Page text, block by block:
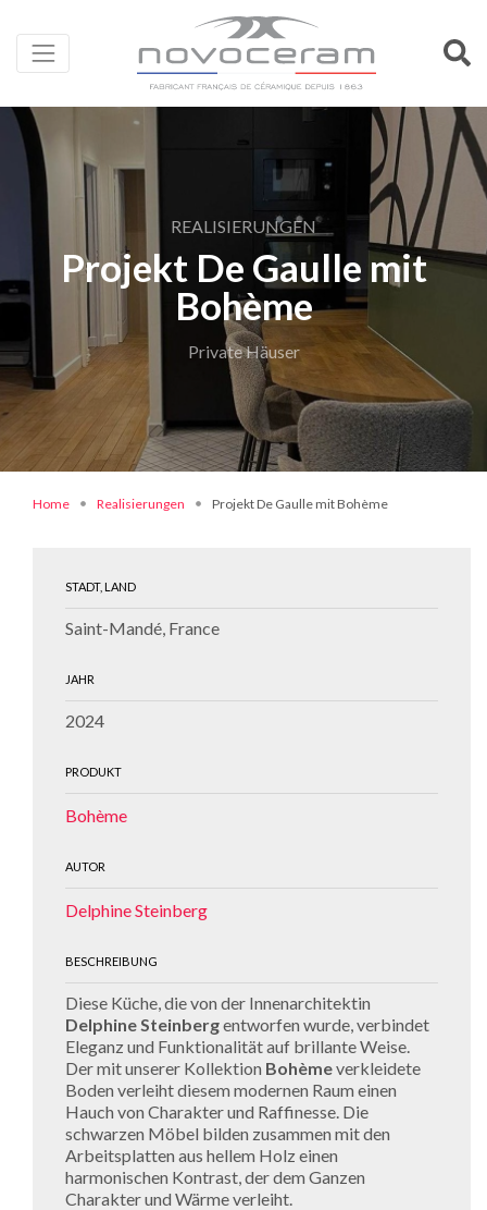
REALISIERUNGEN
Projekt De Gaulle mit
Bohème
Private Häuser
Home Realisierungen Projekt De Gaulle mit Bohème
STADT, LAND
Saint-Mandé, France
JAHR
2024
PRODUKT
Bohème
AUTOR
Delphine Steinberg
BESCHREIBUNG
Diese Küche, die von der Innenarchitektin
Delphine Steinbergentworfen wurde, verbindet
Eleganz und Funktionalität auf brillante Weise.
Der mit unserer Kollektion Bohèmeverkleidete
Boden verleiht diesem modernen Raum einen
Hauch von Charakter und Raffinesse. Die
schwarzen Möbel bilden zusammen mit den
Arbeitsplatten aus hellem Holz einen
harmonischen Kontrast, der dem Ganzen
Charakter und Wärme verleiht.